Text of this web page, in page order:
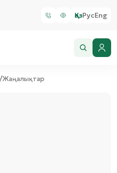
ҚазРусEng
Жаңалықтар